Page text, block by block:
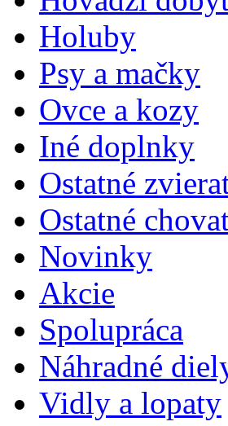
Holuby
Psy a mačky
Ovce a kozy
Iné doplnky
Ostatné
Ostatné
Novinky
Akcie
Spolupráca
Náhradné
Vidly a lopaty